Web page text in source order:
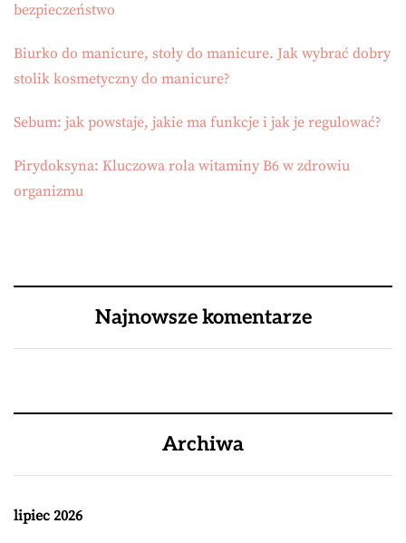
bezpieczeństwo
Biurko do manicure, stoły do manicure. Jak wybrać dobry
stolik kosmetyczny do manicure?
Sebum: jak powstaje, jakie ma funkcje i jak je regulować?
Pirydoksyna: Kluczowa rola witaminy B6 w zdrowiu
organizmu
Najnowsze komentarze
Archiwa
lipiec 2026